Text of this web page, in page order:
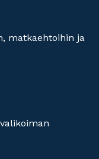
matkaehtoihin ja